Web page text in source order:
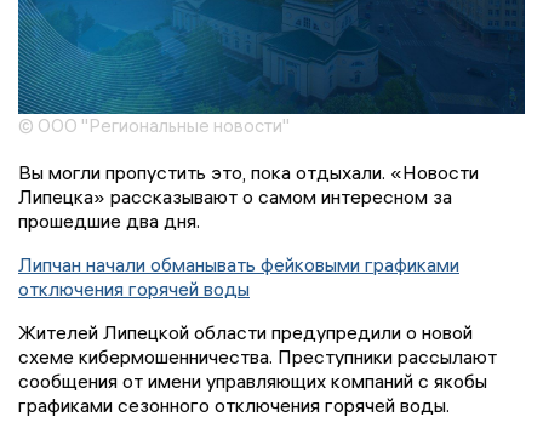
© ООО "Региональные новости"
Вы могли пропустить это, пока отдыхали. «Новости
Липецка» рассказывают о самом интересном за
прошедшие два дня.
Липчан начали обманывать фейковыми графиками
отключения горячей воды
Жителей Липецкой области предупредили о новой
схеме кибермошенничества. Преступники рассылают
сообщения от имени управляющих компаний с якобы
графиками сезонного отключения горячей воды.